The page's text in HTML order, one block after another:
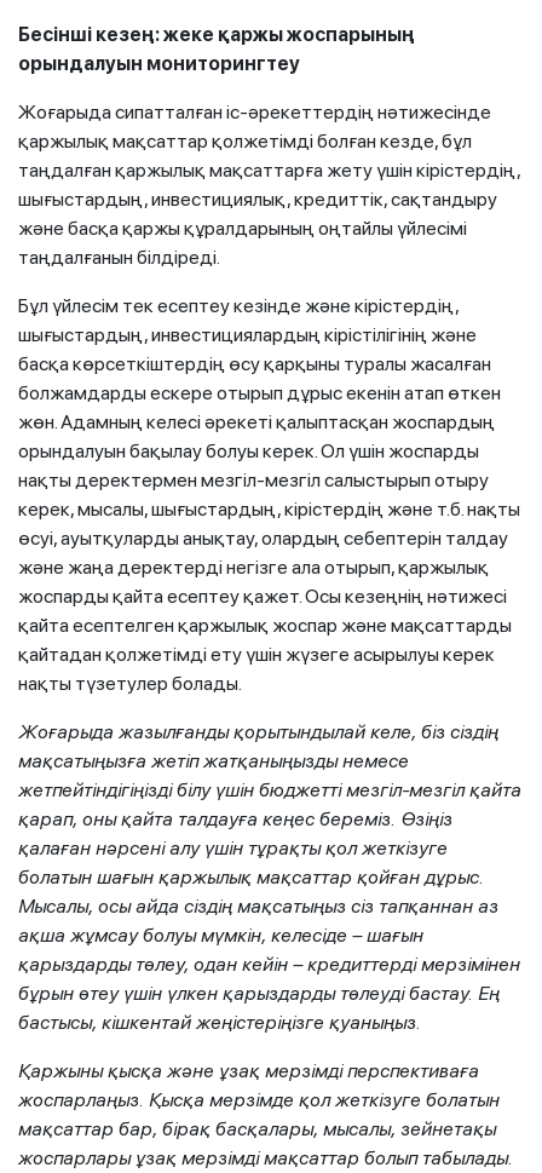
Бесінші кезең: жеке қаржы жоспарының
орындалуын мониторингтеу
Жоғарыда сипатталған іс-әрекеттердің нәтижесінде
қаржылық мақсаттар қолжетімді болған кезде, бұл
таңдалған қаржылық мақсаттарға жету үшін кірістердің,
шығыстардың, инвестициялық, кредиттік, сақтандыру
және басқа қаржы құралдарының оңтайлы үйлесімі
таңдалғанын білдіреді.
Бұл үйлесім тек есептеу кезінде және кірістердің,
шығыстардың, инвестициялардың кірістілігінің және
басқа көрсеткіштердің өсу қарқыны туралы жасалған
болжамдарды ескере отырып дұрыс екенін атап өткен
жөн. Адамның келесі әрекеті қалыптасқан жоспардың
орындалуын бақылау болуы керек. Ол үшін жоспарды
нақты деректермен мезгіл-мезгіл салыстырып отыру
керек, мысалы, шығыстардың, кірістердің және т.б. нақты
өсуі, ауытқуларды анықтау, олардың себептерін талдау
және жаңа деректерді негізге ала отырып, қаржылық
жоспарды қайта есептеу қажет. Осы кезеңнің нәтижесі
қайта есептелген қаржылық жоспар және мақсаттарды
қайтадан қолжетімді ету үшін жүзеге асырылуы керек
нақты түзетулер болады.
Жоғарыда жазылғанды қорытындылай келе, біз сіздің
мақсатыңызға жетіп жатқаныңызды немесе
жетпейтіндігіңізді білу үшін бюджетті мезгіл-мезгіл қайта
қарап, оны қайта талдауға кеңес береміз. Өзіңіз
қалаған нәрсені алу үшін тұрақты қол жеткізуге
болатын шағын қаржылық мақсаттар қойған дұрыс.
Мысалы, осы айда сіздің мақсатыңыз сіз тапқаннан аз
ақша жұмсау болуы мүмкін, келесіде – шағын
қарыздарды төлеу, одан кейін – кредиттерді мерзімінен
бұрын өтеу үшін үлкен қарыздарды төлеуді бастау. Ең
бастысы, кішкентай жеңістеріңізге қуаныңыз.
Қаржыны қысқа және ұзақ мерзімді перспективаға
жоспарлаңыз. Қысқа мерзімде қол жеткізуге болатын
мақсаттар бар, бірақ басқалары, мысалы, зейнетақы
жоспарлары ұзақ мерзімді мақсаттар болып табылады.